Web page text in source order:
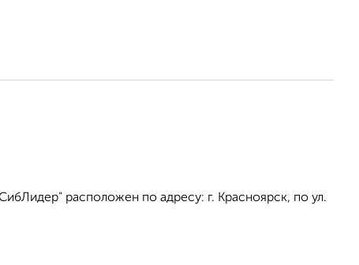
расположен по адресу: г. Красноярск, по ул.